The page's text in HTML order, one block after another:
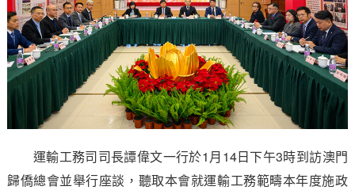
運輸工務司司長譚偉文一行於1月14日下午3時到訪澳門
歸僑總會並舉行座談，聽取本會就運輸工務範疇本年度施政